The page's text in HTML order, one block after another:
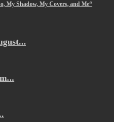
My Shadow, My Covers, and Me“